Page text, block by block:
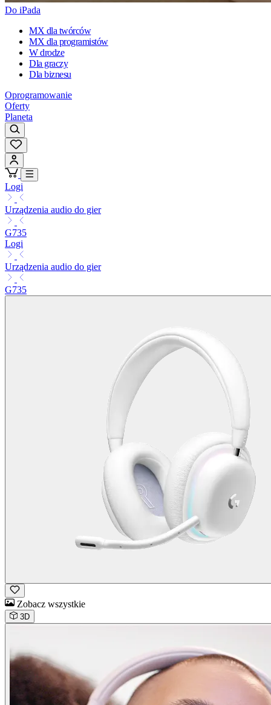
Do iPada
MX dla twórców
MX dla programistów
W drodze
Dla graczy
Dla biznesu
Oprogramowanie
Oferty
Planeta
Logi
Urządzenia audio do gier
G735
Logi
Urządzenia audio do gier
G735
Zobacz wszystkie
3D